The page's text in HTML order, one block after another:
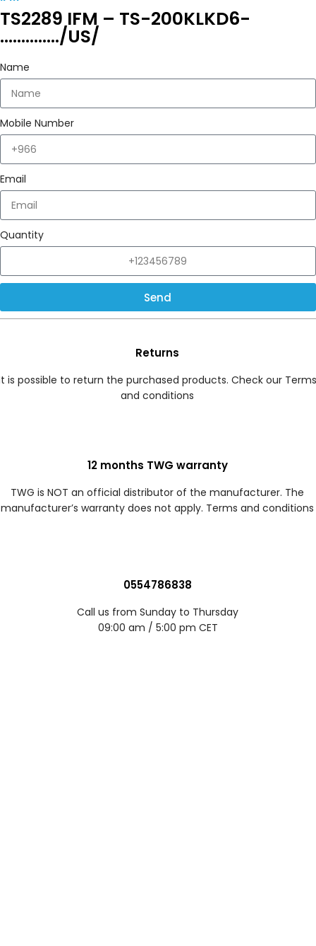
TS2289 IFM – TS-200KLKD6-
…………../US/
Name
Mobile Number
Email
Quantity
Send
Returns
is possible to return the purchased products. Check our Terms
and conditions
12 months TWG warranty
TWG is NOT an official distributor of the manufacturer. The
manufacturer’s warranty does not apply. Terms and conditions
0554786838
Call us from Sunday to Thursday
09:00 am / 5:00 pm CET